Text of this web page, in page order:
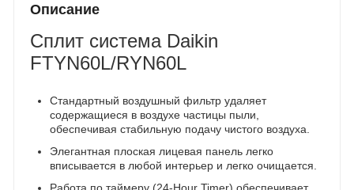
Описание
Сплит система Daikin
FTYN60L/RYN60L
Стандартный воздушный фильтр удаляет
содержащиеся в воздухе частицы пыли,
обеспечивая стабильную подачу чистого воздуха.
Элегантная плоская лицевая панель легко
вписывается в любой интерьер и легко очищается.